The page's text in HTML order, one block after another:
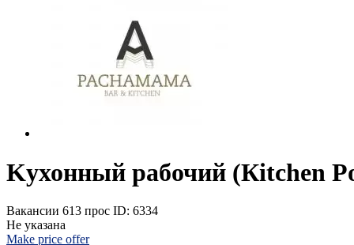
Kухонный рабочий (Кitchen
Вакансии 613 прос ID: 6334
Не указана
Make price offer